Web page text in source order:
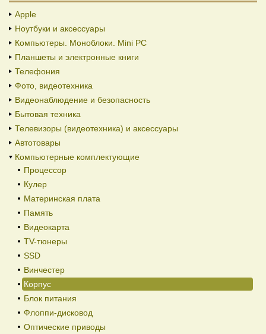
Apple
Ноутбуки и аксессуары
Компьютеры. Моноблоки. Mini PC
Планшеты и электронные книги
Телефония
Фото, видеотехника
Видеонаблюдение и безопасность
Бытовая техника
Телевизоры (видеотехника) и аксессуары
Автотовары
Компьютерные комплектующие
Процессор
Кулер
Материнская плата
Память
Видеокарта
TV-тюнеры
SSD
Винчестер
Корпус
Блок питания
Флоппи-дисковод
Оптические приводы